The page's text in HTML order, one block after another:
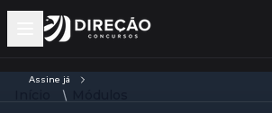
Open main menu
Assine já